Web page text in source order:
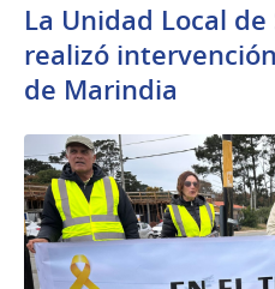
La Unidad Local
realizó
de Marindia